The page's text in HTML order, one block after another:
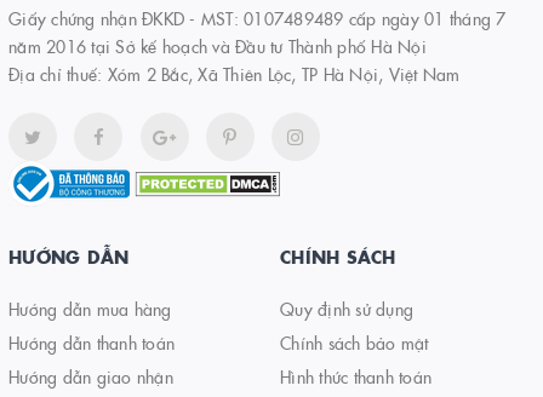
Giấy chứng nhận ĐKKD - MST: 0107489489 cấp ngày 01 tháng 7
năm 2016 tại Sở kế hoạch và Đầu tư Thành phố Hà Nội
Địa chỉ thuế: Xóm 2 Bắc, Xã Thiên Lộc, TP Hà Nội, Việt Nam
HƯỚNG DẪN
Hướng dẫn mua hàng
Hướng dẫn thanh toán
Hướng dẫn giao nhận
CHÍNH SÁCH
Quy định sử dụng
Chính sách bảo mật
Hình thức thanh toán